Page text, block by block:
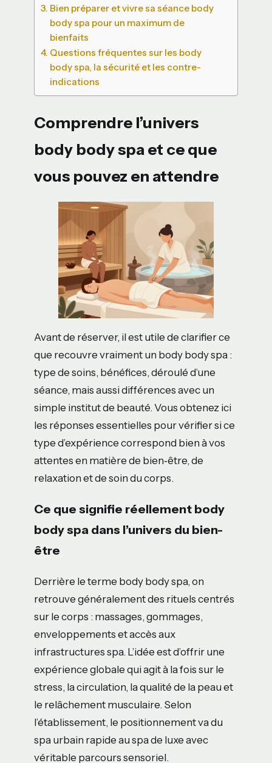
Bien préparer et vivre sa séance body
body spa pour un maximum de
bienfaits
Questions fréquentes sur les body
body spa, la sécurité et les contre-
indications
Comprendre l’univers
body body spa et ce que
vous pouvez en attendre
Avant de réserver, il est utile de clarifier ce
que recouvre vraiment un body body spa :
type de soins, bénéfices, déroulé d’une
séance, mais aussi différences avec un
simple institut de beauté. Vous obtenez ici
les réponses essentielles pour vérifier si ce
type d’expérience correspond bien à vos
attentes en matière de bien‑être, de
relaxation et de soin du corps.
Ce que signifie réellement body
body spa dans l’univers du bien-
être
Derrière le terme body body spa, on
retrouve généralement des rituels centrés
sur le corps : massages, gommages,
enveloppements et accès aux
infrastructures spa. L’idée est d’offrir une
expérience globale qui agit à la fois sur le
stress, la circulation, la qualité de la peau et
le relâchement musculaire. Selon
l’établissement, le positionnement va du
spa urbain rapide au spa de luxe avec
véritable parcours sensoriel.